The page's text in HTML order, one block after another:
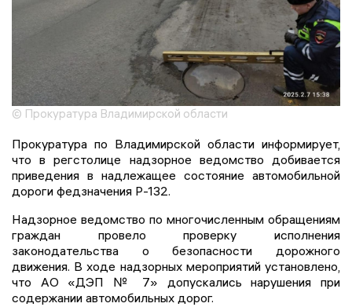
© Прокуратура Владимирской области
Прокуратура по Владимирской области информирует,
что в регстолице надзорное ведомство добивается
приведения в надлежащее состояние автомобильной
дороги федзначения Р-132.
Надзорное ведомство по многочисленным обращениям
граждан провело проверку исполнения
законодательства о безопасности дорожного
движения. В ходе надзорных мероприятий установлено,
что АО «ДЭП № 7» допускались нарушения при
содержании автомобильных дорог.